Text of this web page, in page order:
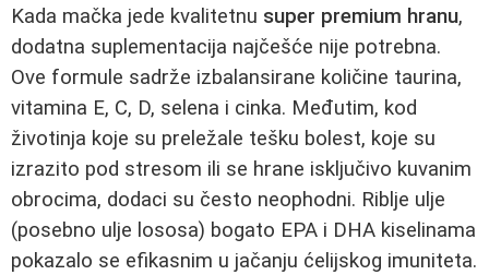
Kada mačka jede kvalitetnu super premium hranu,
dodatna suplementacija najčešće nije potrebna.
Ove formule sadrže izbalansirane količine taurina,
vitamina E, C, D, selena i cinka. Međutim, kod
životinja koje su preležale tešku bolest, koje su
izrazito pod stresom ili se hrane isključivo kuvanim
obrocima, dodaci su često neophodni. Riblje ulje
(posebno ulje lososa) bogato EPA i DHA kiselinama
pokazalo se efikasnim u jačanju ćelijskog imuniteta.